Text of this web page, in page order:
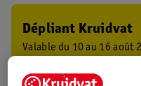
Dépliant Kruidvat
Valable du 10 au 16 août
Profitez-en